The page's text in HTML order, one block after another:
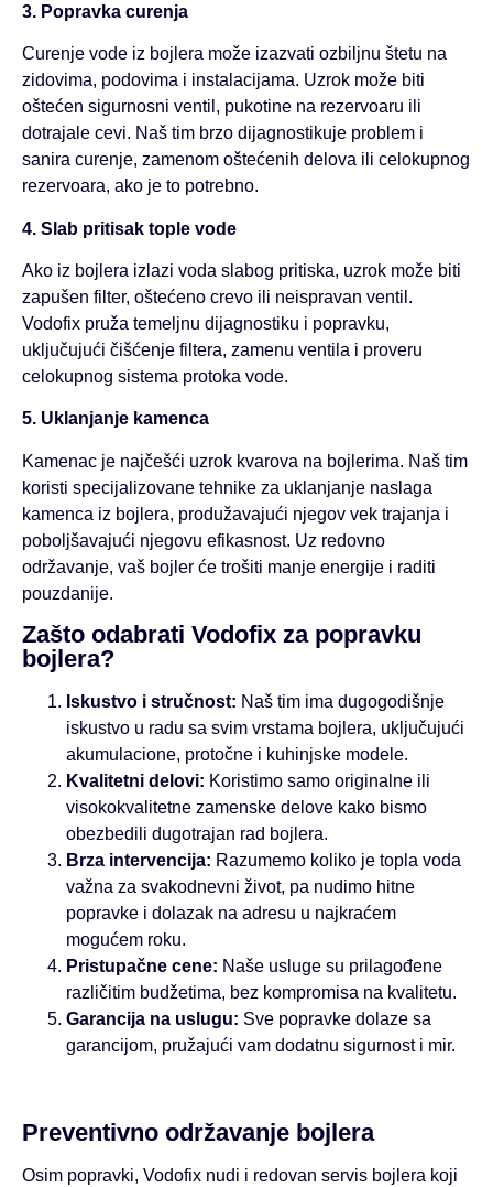
3. Popravka curenja
Curenje vode iz bojlera može izazvati ozbiljnu štetu na
zidovima, podovima i instalacijama. Uzrok može biti
oštećen sigurnosni ventil, pukotine na rezervoaru ili
dotrajale cevi. Naš tim brzo dijagnostikuje problem i
sanira curenje, zamenom oštećenih delova ili celokupnog
rezervoara, ako je to potrebno.
4. Slab pritisak tople vode
Ako iz bojlera izlazi voda slabog pritiska, uzrok može biti
zapušen filter, oštećeno crevo ili neispravan ventil.
Vodofix pruža temeljnu dijagnostiku i popravku,
uključujući čišćenje filtera, zamenu ventila i proveru
celokupnog sistema protoka vode.
5. Uklanjanje kamenca
Kamenac je najčešći uzrok kvarova na bojlerima. Naš tim
koristi specijalizovane tehnike za uklanjanje naslaga
kamenca iz bojlera, produžavajući njegov vek trajanja i
poboljšavajući njegovu efikasnost. Uz redovno
održavanje, vaš bojler će trošiti manje energije i raditi
pouzdanije.
Zašto odabrati Vodofix za popravku
bojlera?
Iskustvo i stručnost: Naš tim ima dugogodišnje
iskustvo u radu sa svim vrstama bojlera, uključujući
akumulacione, protočne i kuhinjske modele.
Kvalitetni delovi: Koristimo samo originalne ili
visokokvalitetne zamenske delove kako bismo
obezbedili dugotrajan rad bojlera.
Brza intervencija: Razumemo koliko je topla voda
važna za svakodnevni život, pa nudimo hitne
popravke i dolazak na adresu u najkraćem
mogućem roku.
Pristupačne cene: Naše usluge su prilagođene
različitim budžetima, bez kompromisa na kvalitetu.
Garancija na uslugu: Sve popravke dolaze sa
garancijom, pružajući vam dodatnu sigurnost i mir.
Preventivno održavanje bojlera
Osim popravki, Vodofix nudi i redovan servis bojlera koji